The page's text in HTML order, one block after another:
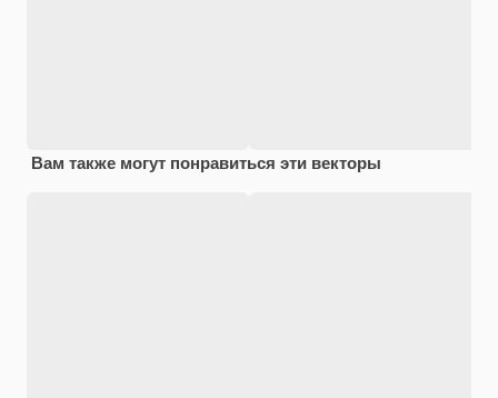
Вам также могут понравиться эти векторы